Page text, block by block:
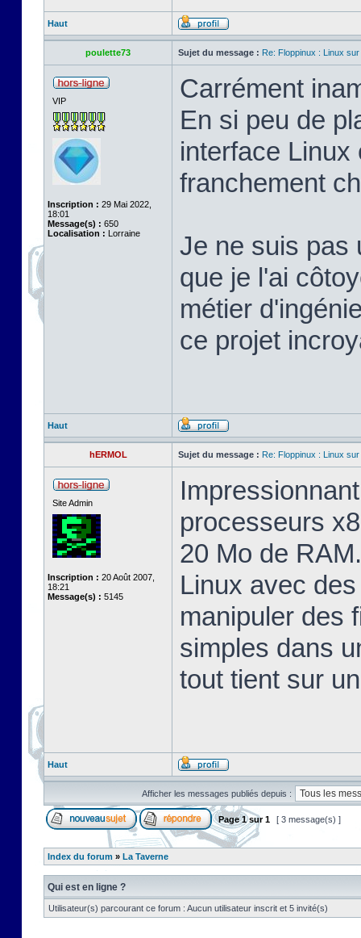
Haut
poulette73 Sujet du message : Re: Floppinux : Linux
VIP
Inscription : 29 Mai 2022,
18:01
Message(s) : 650
Localisation : Lorraine
Carrément
En si peu de
interface Linux
franchement
Je ne suis pas
que je l'ai
métier
ce projet
Haut
hERMOL Sujet du message : Re: Floppinux : Linux
Site Admin
Inscription : 20 Août 2007,
18:21
Message(s) : 5145
processeurs
20 Mo de
Linux avec
manipuler des
simples dans
tout tient sur
Haut
Afficher les messages publiés depuis :
Page1sur1 [ 3 message(s) ]
Index du forum » La Taverne
Qui est en ligne ?
Utilisateur(s) parcourant ce forum : Aucun utilisateur inscrit et 5 invité(s)